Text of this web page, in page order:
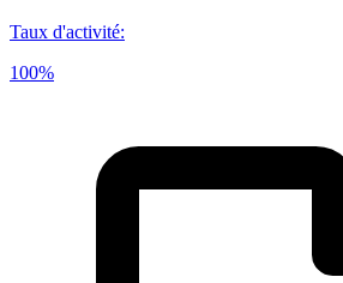
Taux d'activité:
100%